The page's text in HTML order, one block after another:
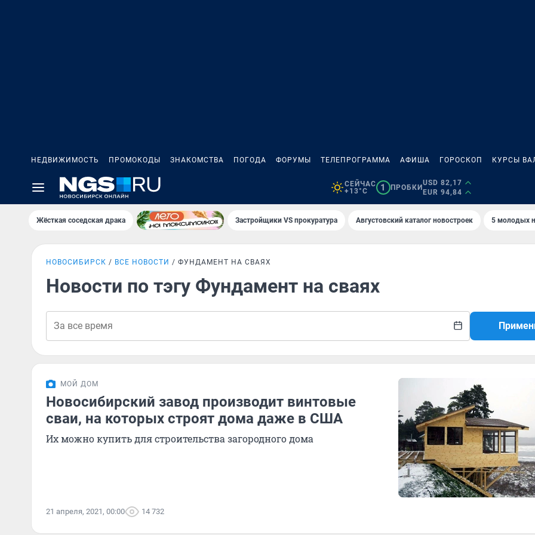
НЕДВИЖИМОСТЬ ПРОМОКОДЫ ЗНАКОМСТВА ПОГОДА ФОРУМЫ ТЕЛЕПРОГРАММА АФИША ГОРОСКОП КУРСЫ
СЕЙЧАС
+13°C
1 ПРОБКИ
USD 82,17
EUR 94,84
Жёсткая соседская драка Застройщики VS прокуратура Августовский каталог новостроек 5 молодых
НОВОСИБИРСК ВСЕ НОВОСТИ ФУНДАМЕНТ НА СВАЯХ
Новости по тэгу Фундамент на сваях
МОЙ ДОМ
Новосибирский завод производит винтовые
сваи, на которых строят дома даже в США
Их можно купить для строительства загородного дома
21 апреля, 2021, 00:00 14 732